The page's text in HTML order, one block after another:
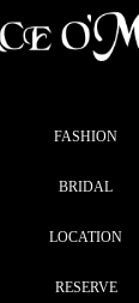
FASHION
BRIDAL
LOCATION
RESERVE